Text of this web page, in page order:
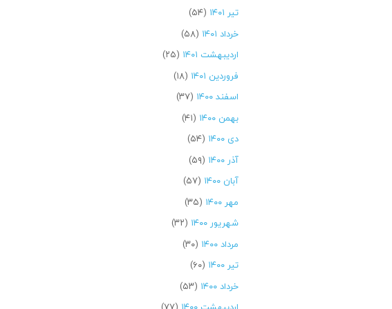
تیر ۱۴۰۱
(۵۴)
خرداد ۱۴۰۱
(۵۸)
اردیبهشت ۱۴۰۱
(۲۵)
فروردین ۱۴۰۱
(۱۸)
اسفند ۱۴۰۰
(۳۷)
بهمن ۱۴۰۰
(۴۱)
دی ۱۴۰۰
(۵۴)
آذر ۱۴۰۰
(۵۹)
آبان ۱۴۰۰
(۵۷)
مهر ۱۴۰۰
(۳۵)
شهریور ۱۴۰۰
(۳۲)
مرداد ۱۴۰۰
(۳۰)
تیر ۱۴۰۰
(۶۰)
خرداد ۱۴۰۰
(۵۳)